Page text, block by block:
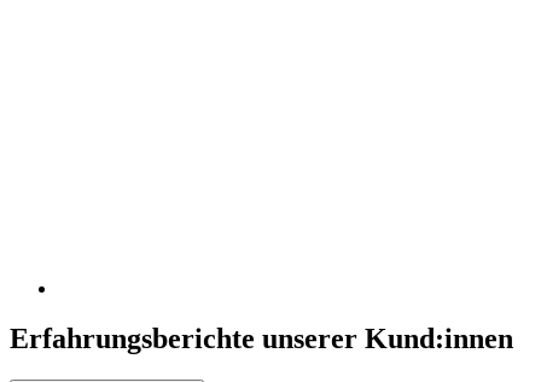
Erfahrungsberichte unserer Kund:innen